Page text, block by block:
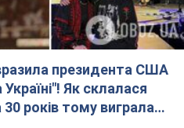
злива:
річки.